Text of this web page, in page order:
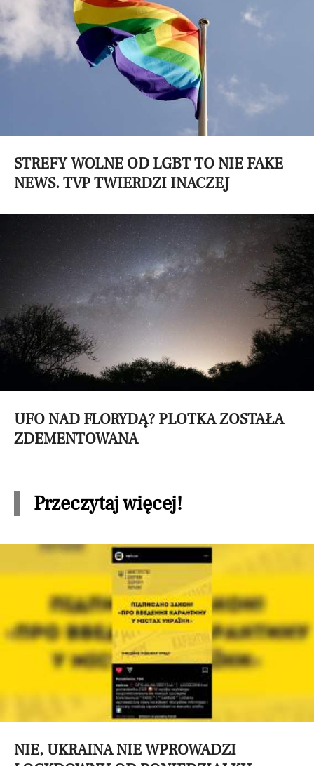
STREFY WOLNE OD LGBT TO NIE FAKE
NEWS. TVP TWIERDZI INACZEJ
UFO NAD FLORYDĄ? PLOTKA ZOSTAŁA
ZDEMENTOWANA
Przeczytaj więcej!
NIE, UKRAINA NIE WPROWADZI